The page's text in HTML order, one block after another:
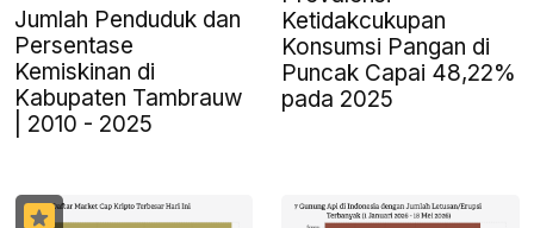
Jumlah Penduduk dan
Persentase
Kemiskinan di
Kabupaten Tambrauw
| 2010 - 2025
Ketidakcukupan
Konsumsi Pangan di
Puncak Capai 48,22%
pada 2025